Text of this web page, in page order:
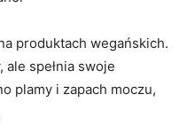
produktach wegańskich.
ale spełnia swoje
plamy i zapach moczu,